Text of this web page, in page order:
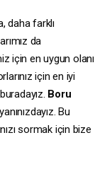
daha farklı
da
için en uygun olanı
için en iyi
Boru
Bu
sormak için bize